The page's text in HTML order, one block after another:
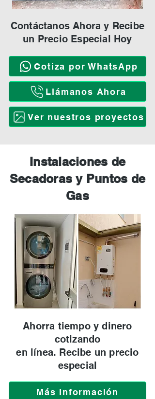
Contáctanos Ahora y Recibe
un Precio Especial Hoy
Cotiza por WhatsApp
Llámanos Ahora
Ver nuestros proyectos
Instalaciones de
Secadoras y Puntos de
Gas
Ahorra tiempo y dinero
cotizando
en línea. Recibe un precio
especial
Más Información